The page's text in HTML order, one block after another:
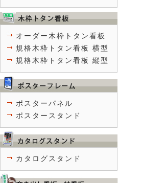
オーダー木枠トタン看板
規格木枠トタン看板 横型
規格木枠トタン看板 縦型
ポスターパネル
ポスタースタンド
カタログスタンド